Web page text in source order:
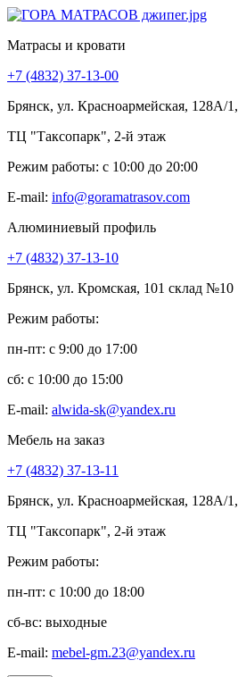
Матрасы и кровати
+7 (4832) 37-13-00
Брянск, ул. Красноармейская, 128А/1,
ТЦ "Таксопарк", 2-й этаж
Режим работы: c 10:00 до 20:00
E-mail: info@goramatrasov.com
Алюминиевый профиль
+7 (4832) 37-13-10
Брянск, ул. Кромская, 101 склад №10
Режим работы:
пн-пт: c 9:00 до 17:00
сб: c 10:00 до 15:00
E-mail: alwida-sk@yandex.ru
Мебель на заказ
+7 (4832) 37-13-11
Брянск, ул. Красноармейская, 128А/1,
ТЦ "Таксопарк", 2-й этаж
Режим работы:
пн-пт: c 10:00 до 18:00
сб-вс: выходные
E-mail: mebel-gm.23@yandex.ru